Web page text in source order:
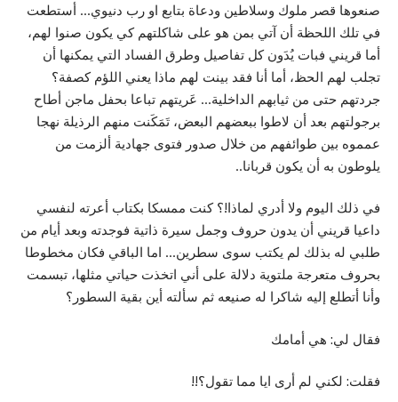
صنعوها قصر ملوك وسلاطين ودعاة بتابع او رب دنيوي… أستطعت
في تلك اللحظة أن آتي بمن هو على شاكلتهم كي يكون صنوا لهم،
أما قريني فبات يُدَون كل تفاصيل وطرق الفساد التي يمكنها أن
تجلب لهم الحظ، أما أنا فقد بينت لهم ماذا يعني اللؤم كصفة؟
جردتهم حتى من ثيابهم الداخلية… عَريتهم تباعا بحفل ماجن أطاح
برجولتهم بعد أن لاطوا ببعضهم البعض، تَمَكَنت منهم الرذيلة نهجا
عمموه بين طوائفهم من خلال صدور فتوى جهادية ألزمت من
يلوطون به أن يكون قربانا..
في ذلك اليوم ولا أدري لماذا!؟ كنت ممسكا بكتاب أعرته لنفسي
داعيا قريني أن يدون حروف وجمل سيرة ذاتية فوجدته وبعد أيام من
طلبي له بذلك لم يكتب سوى سطرين… اما الباقي فكان مخطوطا
بحروف متعرجة ملتوية دلالة على أني اتخذت حياتي مثلها، تبسمت
وأنا أتطلع إليه شاكرا له صنيعه ثم سألته أين بقية السطور؟
فقال لي: هي أمامك
فقلت: لكني لم أرى ايا مما تقول؟!!